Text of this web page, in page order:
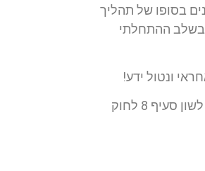
בסופו של תהליך
בשלב ההתחלתי
ונטול ידע!
וזאת מהסיבות שתפורטנה להלן. מובאת כאן לשון סעיף 8 לחוק